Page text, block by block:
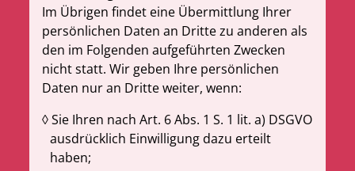
Im Übrigen findet eine Übermittlung Ihrer
persönlichen Daten an Dritte zu anderen als
den im Folgenden aufgeführten Zwecken
nicht statt. Wir geben Ihre persönlichen
Daten nur an Dritte weiter, wenn:
Sie Ihren nach Art. 6 Abs. 1 S. 1 lit. a) DSGVO
ausdrücklich Einwilligung dazu erteilt
haben;